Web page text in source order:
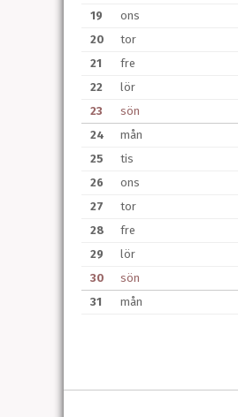
19
ons
20
tor
21
fre
22
lör
23
sön
24
mån
25
tis
26
ons
27
tor
28
fre
29
lör
30
sön
31 mån